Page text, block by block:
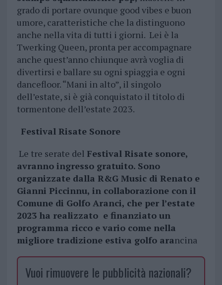
grado di portare ovunque good vibes e buon
umore, caratteristiche che la distinguono
anche nella vita di tutti i giorni. Lei è la
Twerking Queen, pronta per accompagnare
anche quest’anno chiunque avrà voglia di
divertirsi e ballare su ogni spiaggia e ogni
dancefloor. “Mani in alto”, il singolo
dell’estate, si è già conquistato il titolo di
tormentone dell’estate 2023.
Festival Risate Sonore
Le tre serate del Festival Risate sonore,
avranno ingresso gratuito. Sono
organizzate dalla R&G Music di Renato e
Gianni Piccinnu, in collaborazione con il
Comune di Golfo Aranci, che per l’estate
2023 ha realizzato e finanziato un
programma ricco e vario come nella
migliore tradizione estiva golfo arancina
Vuoi rimuovere le pubblicità nazionali?